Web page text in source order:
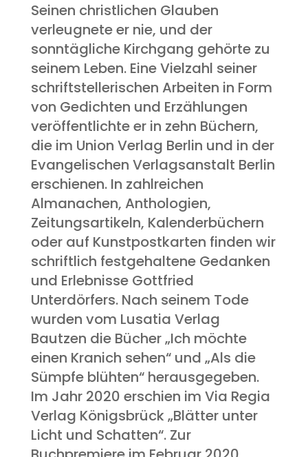
Seinen christlichen Glauben
verleugnete er nie, und der
sonntägliche Kirchgang gehörte zu
seinem Leben. Eine Vielzahl seiner
schriftstellerischen Arbeiten in Form
von Gedichten und Erzählungen
veröffentlichte er in zehn Büchern,
die im Union Verlag Berlin und in der
Evangelischen Verlagsanstalt Berlin
erschienen. In zahlreichen
Almanachen, Anthologien,
Zeitungsartikeln, Kalenderbüchern
oder auf Kunstpostkarten finden wir
schriftlich festgehaltene Gedanken
und Erlebnisse Gottfried
Unterdörfers. Nach seinem Tode
wurden vom Lusatia Verlag
Bautzen die Bücher „Ich möchte
einen Kranich sehen“ und „Als die
Sümpfe blühten“ herausgegeben.
Im Jahr 2020 erschien im Via Regia
Verlag Königsbrück „Blätter unter
Licht und Schatten“. Zur